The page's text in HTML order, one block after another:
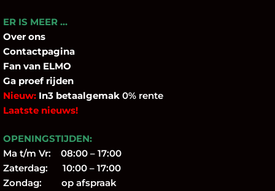
ER IS MEER …
Over ons
Contactpagina
Fan van ELMO
Ga proef rijden
Nieuw: In3 betaalgemak 0% rente
Laatste nieuws!
OPENINGSTIJDEN:
Ma t/m Vr: 08:00 – 17:00
Zaterdag: 10:00 – 17:00
Zondag: op afspraak